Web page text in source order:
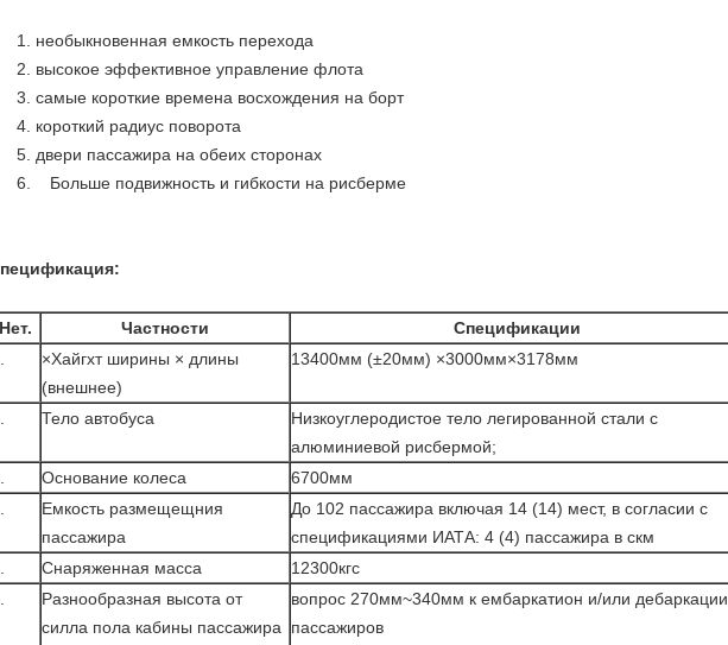
1. необыкновенная емкость перехода
2. высокое эффективное управление флота
3. самые короткие времена восхождения на борт
4. короткий радиус поворота
5. двери пассажира на обеих сторонах
6. Больше подвижность и гибкости на рисберме
Нет. Частности
Спецификации
×Хайгхт ширины × длины
(внешнее)
13400мм (±20мм) ×3000мм×3178мм
Тело автобуса
Низкоуглеродистое тело легированной стали с
алюминиевой рисбермой;
Основание колеса
6700мм
Емкость размещещния
пассажира
До 102 пассажира включая 14 (14) мест, в согласии с
спецификациями ИАТА: 4 (4) пассажира в скм
Снаряженная масса
12300кгс
Разнообразная высота от
силла пола кабины пассажира
вопрос 270мм~340мм к ембаркатион и/или дебаркации
пассажиров